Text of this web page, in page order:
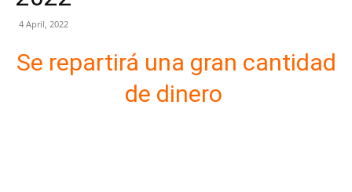
4 April, 2022
Se repartirá una gran cantidad
de dinero